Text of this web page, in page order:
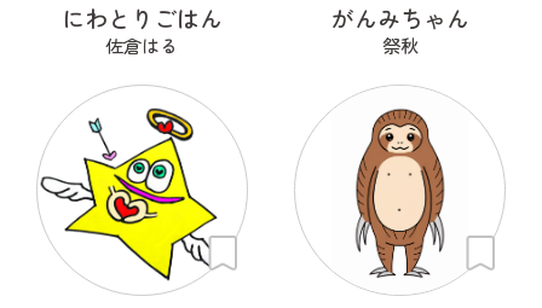
にわとりごはん
佐倉はる
がんみちゃん
祭秋